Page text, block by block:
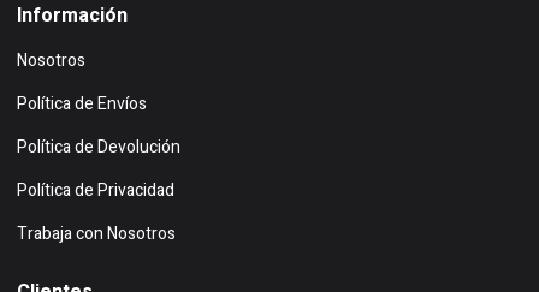
Información
Nosotros
Política de Envíos
Política de Devolución
Política de Privacidad
Trabaja con Nosotros